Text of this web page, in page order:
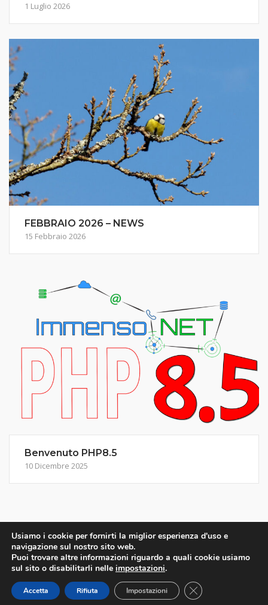
1 Luglio 2026
FEBBRAIO 2026 – NEWS
15 Febbraio 2026
Benvenuto PHP8.5
10 Dicembre 2025
2019- 2026 © Immenso NET - Privacy Policy Theme by
Usiamo i cookie per fornirti la miglior esperienza d'uso e
navigazione sul nostro sito web.
Puoi trovare altre informazioni riguardo a quali cookie usiamo
sul sito o disabilitarli nelle impostazioni.
Accetta Rifiuta Impostazioni CLOSE GDPR